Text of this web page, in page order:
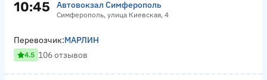
10:45 Автовокзал Симферополь
Симферополь, улица Киевская, 4
Перевозчик:МАРЛИН
4.5 106 отзывов